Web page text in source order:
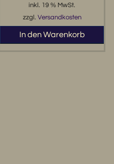
inkl. 19 % MwSt.
zzgl. Versandkosten
In den Warenkorb